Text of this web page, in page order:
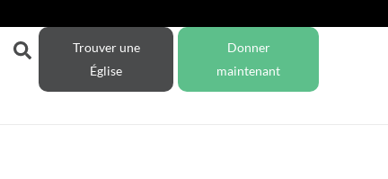
Trouver une
Église
Donner
maintenant